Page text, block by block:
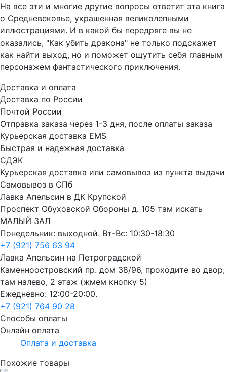
На все эти и многие другие вопросы ответит эта книга
о Средневековье, украшенная великолепными
иллюстрациями. И в какой бы передряге вы не
оказались, "Как убить дракона" не только подскажет
как найти выход, но и поможет ощутить себя главным
персонажем фантастического приключения.
Доставка и оплата
Доставка по России
Почтой России
Отправка заказа через 1-3 дня, после оплаты заказа
Курьерская доставка EMS
Быстрая и надежная доставка
СДЭК
Курьерская доставка или самовывоз из пункта выдачи
Самовывоз в СПб
Лавка Апельсин в ДК Крупской
Проспект Обуховской Обороны д. 105 там искать
МАЛЫЙ ЗАЛ
Понедельник: выходной. Вт-Вс: 10:30-18:30
+7 (921) 756 63 94
Лавка Апельсин на Петроградской
Каменноостровский пр. дом 38/96, проходите во двор,
там налево, 2 этаж (жмем кнопку 5)
Ежедневно: 12:00-20:00.
+7 (921) 764 90 28
Способы оплаты
Онлайн оплата
Оплата и доставка
Похожие товары